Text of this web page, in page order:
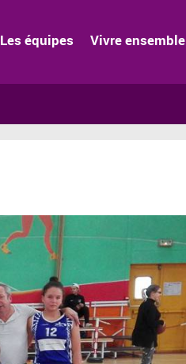
Les équipes Vivre ensemble